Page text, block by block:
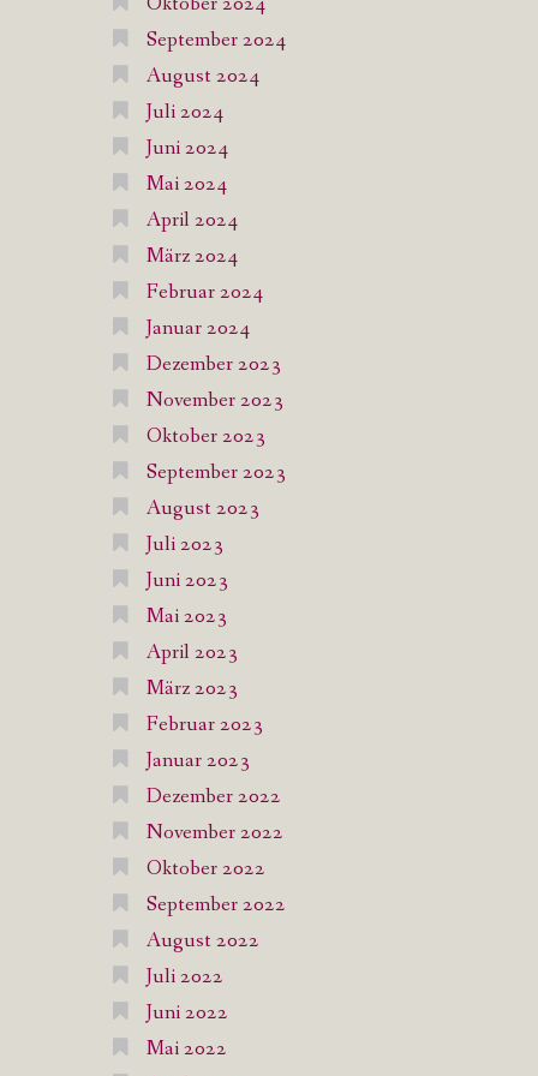
September 2024
August 2024
Juli 2024
Juni 2024
Mai 2024
April 2024
März 2024
Februar 2024
Januar 2024
Dezember 2023
November 2023
Oktober 2023
September 2023
August 2023
Juli 2023
Juni 2023
Mai 2023
April 2023
März 2023
Februar 2023
Januar 2023
Dezember 2022
November 2022
Oktober 2022
September 2022
August 2022
Juli 2022
Juni 2022
Mai 2022